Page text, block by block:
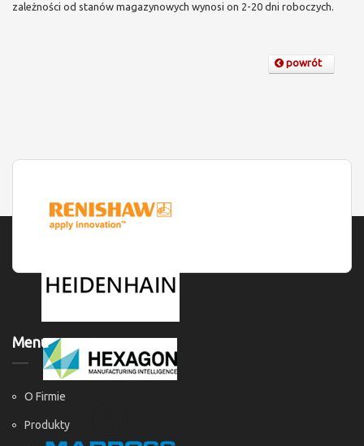
zależności od stanów magazynowych wynosi on 2-20 dni roboczych.
powrót
Menu
O Firmie
Produkty